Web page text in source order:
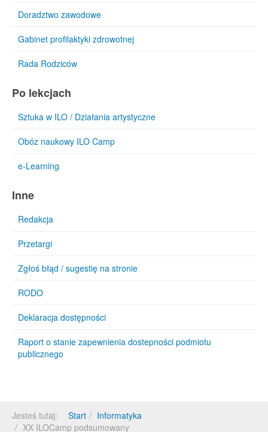
Doradztwo zawodowe
Gabinet profilaktyki zdrowotnej
Rada Rodziców
Po lekcjach
Sztuka w ILO / Działania artystyczne
Obóz naukowy ILO Camp
e-Learning
Inne
Redakcja
Przetargi
Zgłoś błąd / sugestię na stronie
RODO
Deklaracja dostępności
Raport o stanie zapewnienia dostepności podmiotu
publicznego
Jesteś tutaj: Start
Informatyka
XX ILOCamp podsumowany